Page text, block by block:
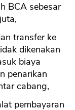
BCA sebesar
transfer ke
dikenakan
biaya
penarikan
cabang,
pembayaran